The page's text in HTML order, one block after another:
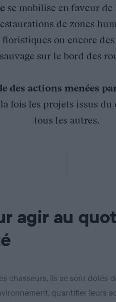
se mobilise en faveur de
de zones
ou encore
sauvage sur le bord des
des actions menées
fois les projets issus
tous les autres.
agir au
chasseurs, ils se sont dotés
quantifier leurs